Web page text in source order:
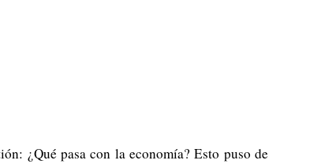
¿Qué pasa con la economía? Esto puso de